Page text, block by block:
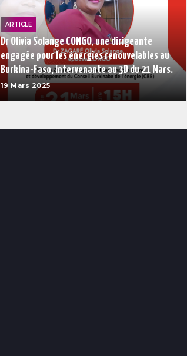
ARTICLE
Dr Olivia Solange CONGO, une dirigeante
engagée pour les énergies renouvelables au
Burkina-Faso, intervenante au 3D du 21 Mars.
19 Mars 2025